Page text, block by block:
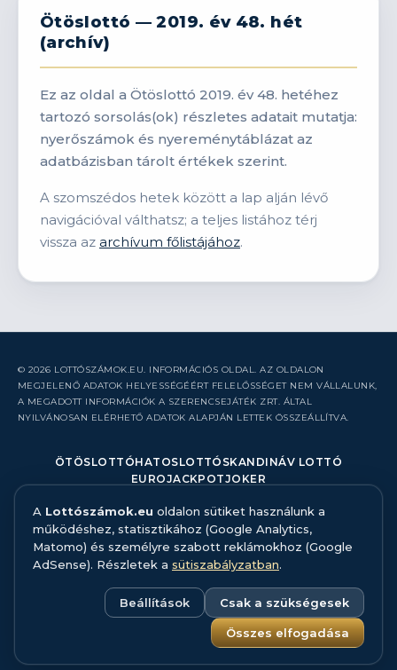
Ötöslottó — 2019. év 48. hét
(archív)
Ez az oldal a Ötöslottó 2019. év 48. hetéhez
tartozó sorsolás(ok) részletes adatait mutatja:
nyerőszámok és nyereménytáblázat az
adatbázisban tárolt értékek szerint.
A szomszédos hetek között a lap alján lévő
navigációval válthatsz; a teljes listához térj
vissza az archívum főlistájához.
© 2026 LOTTÓSZÁMOK.EU. INFORMÁCIÓS OLDAL. AZ OLDALON
MEGJELENŐ ADATOK HELYESSÉGÉÉRT FELELŐSSÉGET NEM VÁLLALUNK,
A MEGADOTT INFORMÁCIÓK A SZERENCSEJÁTÉK ZRT. ÁLTAL
NYILVÁNOSAN ELÉRHETŐ ADATOK ALAPJÁN LETTEK ÖSSZEÁLLÍTVA.
ÖTÖSLOTTÓHATOSLOTTÓ SKANDINÁV LOTTÓ
EUROJACKPOTJOKER
RÓLUNK
KAPCSOLAT
HIBABEJELENTÉS
ADATFORRÁS ÉS MÓDSZERTAN
ADATKEZELÉS
SÜTISZABÁLYZAT
A Lottószámok.eu oldalon sütiket használunk a
működéshez, statisztikához (Google Analytics,
Matomo) és személyre szabott reklámokhoz (Google
AdSense). Részletek a sütiszabályzatban.
Beállítások Csak a szükségesek
Összes elfogadása